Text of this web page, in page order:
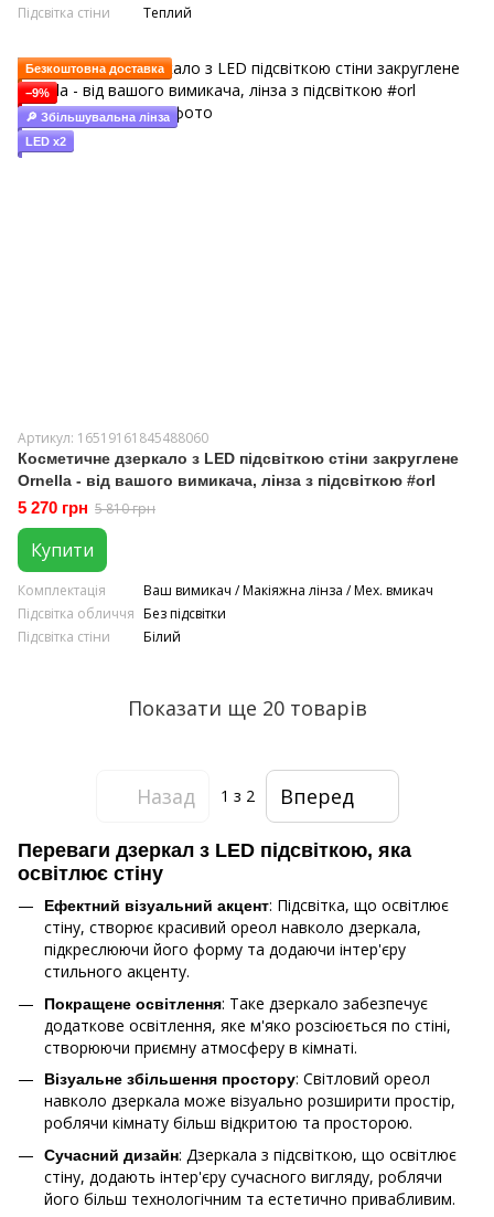
Підсвітка стіни
Теплий
Безкоштовна доставка
−9%
🔎 Збільшувальна лінза
LED x2
Артикул: 16519161845488060
Косметичне дзеркало з LED підсвіткою стіни закруглене
Ornella - від вашого вимикача, лінза з підсвіткою #orl
5 270 грн 5 810 грн
Купити
Комплектація
Ваш вимикач / Макіяжна лінза / Мех. вмикач
Підсвітка обличчя Без підсвітки
Підсвітка стіни
Білий
Показати ще 20 товарів
Назад 1 з 2 Вперед
Переваги дзеркал з LED підсвіткою, яка
освітлює стіну
Ефектний візуальний акцент: Підсвітка, що освітлює
стіну, створює красивий ореол навколо дзеркала,
підкреслюючи його форму та додаючи інтер'єру
стильного акценту.
Покращене освітлення: Таке дзеркало забезпечує
додаткове освітлення, яке м'яко розсіюється по стіні,
створюючи приємну атмосферу в кімнаті.
Візуальне збільшення простору: Світловий ореол
навколо дзеркала може візуально розширити простір,
роблячи кімнату більш відкритою та просторою.
Сучасний дизайн: Дзеркала з підсвіткою, що освітлює
стіну, додають інтер'єру сучасного вигляду, роблячи
його більш технологічним та естетично привабливим.